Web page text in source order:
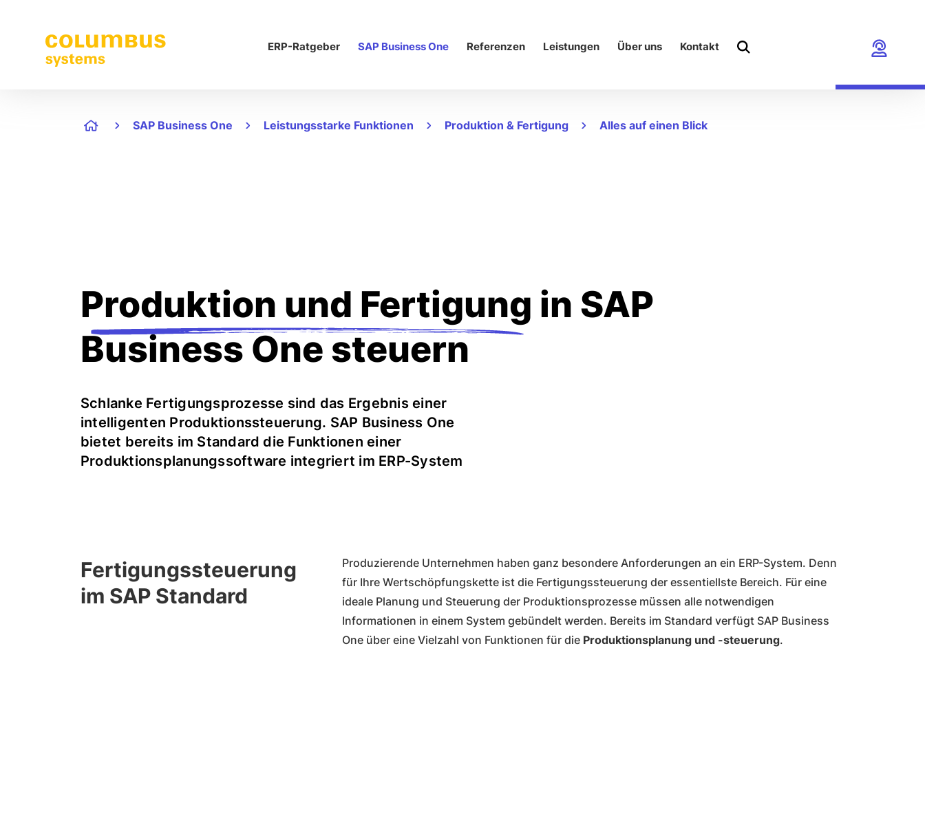
ERP-Ratgeber SAP Business One Referenzen Leistungen Über uns Kontakt
SAP Business One Leistungsstarke Funktionen Produktion & Fertigung Alles auf einen Blick
Produktion und Fertigung in SAP
Business One steuern
Schlanke Fertigungsprozesse sind das Ergebnis einer
intelligenten Produktionssteuerung. SAP Business One
bietet bereits im Standard die Funktionen einer
Produktionsplanungssoftware integriert im ERP-System
Fertigungssteuerung
im SAP Standard
Produzierende Unternehmen haben ganz besondere Anforderungen an ein ERP-System. Denn
für Ihre Wertschöpfungskette ist die Fertigungssteuerung der essentiellste Bereich. Für eine
ideale Planung und Steuerung der Produktionsprozesse müssen alle notwendigen
Informationen in einem System gebündelt werden. Bereits im Standard verfügt SAP Business
One über eine Vielzahl von Funktionen für die Produktionsplanung und -steuerung.